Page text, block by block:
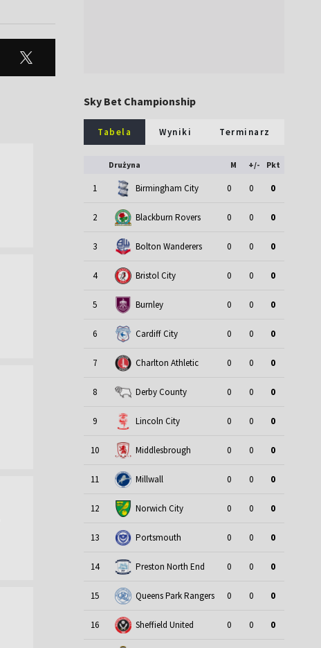
Sky Bet Championship
Tabela Wyniki Terminarz
Drużyna M +/- Pkt
1 Birmingham City 0 0 0
2 Blackburn Rovers 0 0 0
3 Bolton Wanderers 0 0 0
4 Bristol City 0 0 0
5 Burnley 0 0 0
6 Cardiff City 0 0 0
7 Charlton Athletic 0 0 0
8 Derby County 0 0 0
9 Lincoln City 0 0 0
10 Middlesbrough 0 0 0
11 Millwall 0 0 0
12 Norwich City 0 0 0
13 Portsmouth 0 0 0
14 Preston North End 0 0 0
15 Queens Park Rangers 0 0 0
16 Sheffield United 0 0 0